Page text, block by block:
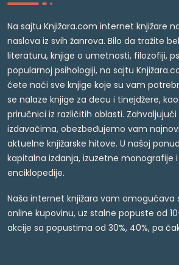
Na sajtu Knjižara.com internet knjižare
naslova iz svih žanrova. Bilo da tražite
literaturu, knjige o umetnosti, filozofiji,
popularnoj psihologiji, na sajtu
ćete naći sve knjige koje su vam
se nalaze knjige za decu i tinejdžere,
priručnici iz različitih oblasti.
izdavačima, obezbeđujemo vam
aktuelne knjižarske hitove. U našoj
kapitalna izdanja, izuzetne monografije
enciklopedije.
Naša internet knjižara vam omogućava
online kupovinu, uz stalne popuste od
akcije sa popustima od 30%, 40%, pa